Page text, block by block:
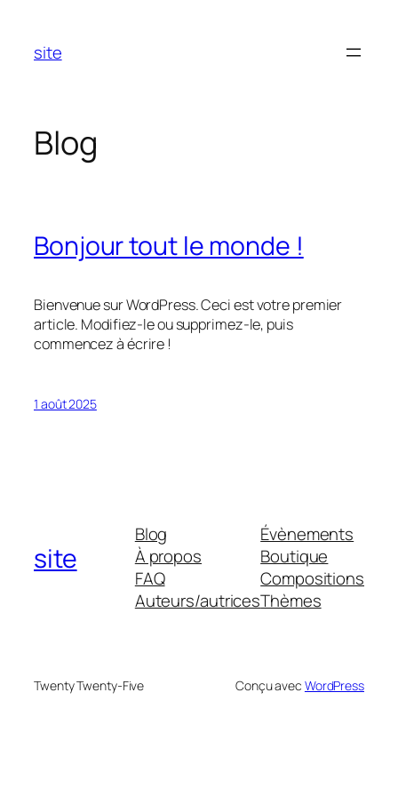
contenu
site
Blog
Bonjour tout le monde !
Bienvenue sur WordPress. Ceci est votre premier
article. Modifiez-le ou supprimez-le, puis
commencez à écrire !
1 août 2025
site
Blog
À propos
FAQ
Auteurs/autrices
Évènements
Boutique
Compositions
Thèmes
Twenty Twenty-Five Conçu avec WordPress